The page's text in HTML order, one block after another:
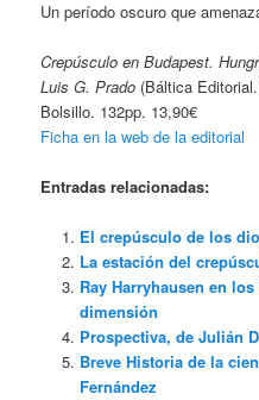
Un período oscuro que
Crepúsculo en Budapest.
Luis G. Prado (Báltica
Bolsillo. 132pp. 13,90€
Ficha en la web de la editorial
Entradas relacionadas:
El crepúsculo de los
La estación del
Ray Harryhausen en
dimensión
Prospectiva, de Julián
Breve Historia de la
Fernández